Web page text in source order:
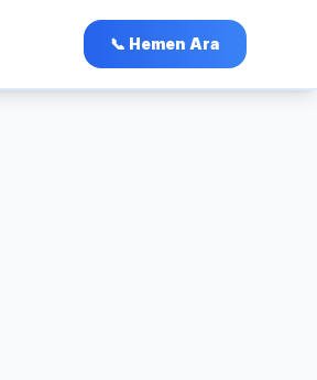
📞 Hemen Ara